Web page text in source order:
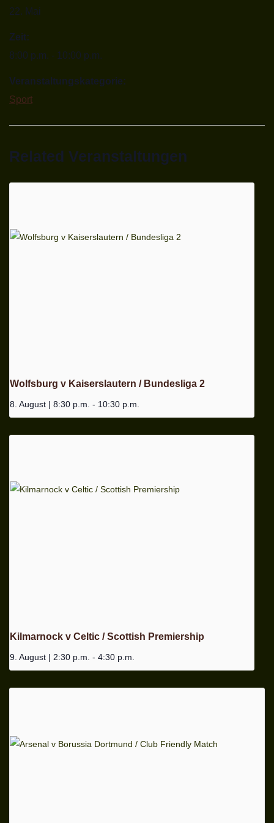
22. Mai
Zeit:
8:00 p.m. - 10:00 p.m.
Veranstaltungskategorie:
Sport
Related Veranstaltungen
Wolfsburg v Kaiserslautern / Bundesliga 2
8. August | 8:30 p.m. - 10:30 p.m.
Kilmarnock v Celtic / Scottish Premiership
9. August | 2:30 p.m. - 4:30 p.m.